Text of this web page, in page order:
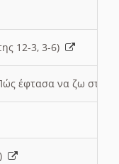
12-3, 3-6)
έφτασα να ζω στην